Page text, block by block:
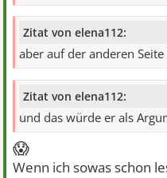
Zitat von elena112:
aber auf der anderen
Zitat von elena112:
und das würde er als
😱
Wenn ich sowas schon